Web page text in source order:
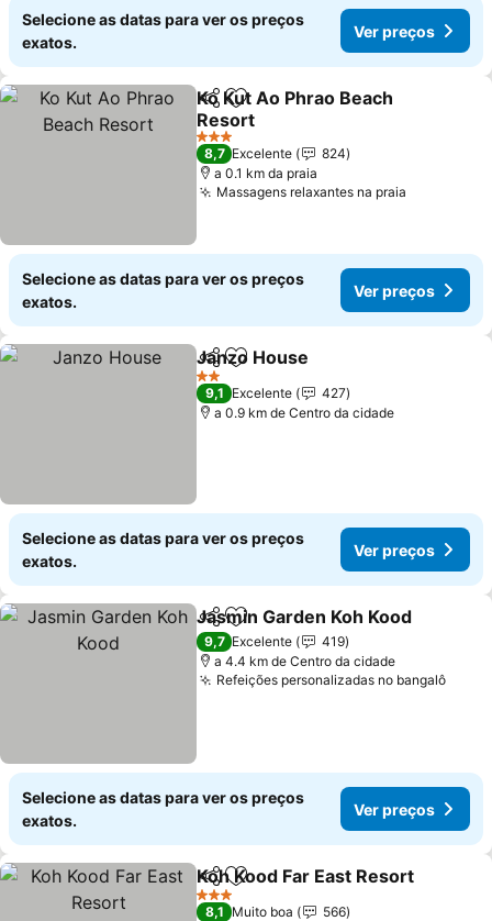
Selecione as datas para ver os preços
exatos.
Ver preços
PartilharAdicionar aos favoritos
Ko Kut Ao Phrao Beach
Resort
3 Estrelas
8,7 Excelente
824
a 0.1 km da praia
Massagens relaxantes na praia
Selecione as datas para ver os preços
exatos.
Ver preços
PartilharAdicionar aos favoritos
Janzo House
2 Estrelas
9,1 Excelente
427
a 0.9 km de Centro da cidade
Selecione as datas para ver os preços
exatos.
Ver preços
PartilharAdicionar aos favoritos
Jasmin Garden Koh Kood
9,7 Excelente
419
a 4.4 km de Centro da cidade
Refeições personalizadas no bangalô
Selecione as datas para ver os preços
exatos.
Ver preços
PartilharAdicionar aos favoritos
Koh Kood Far East Resort
3 Estrelas
8,1 Muito boa
566